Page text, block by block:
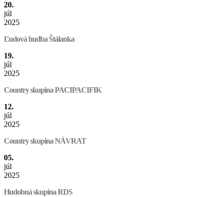
20.
júl
2025
Ľudová hudba Štálanka
19.
júl
2025
Country skupina PACIPACIFIK
12.
júl
2025
Country skupina NÁVRAT
05.
júl
2025
Hudobná skupina RDS